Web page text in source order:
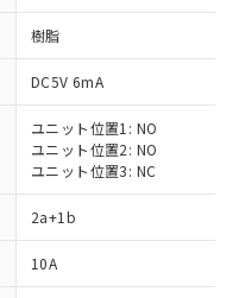
樹脂
DC5V 6mA
ユニット位置1: NO
ユニット位置2: NO
ユニット位置3: NC
2a+1b
10A